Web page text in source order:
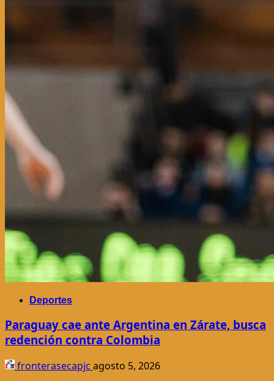
Deportes
Paraguay cae ante Argentina en Zárate, busca
redención contra Colombia
fronterasecapjc agosto 5, 2026